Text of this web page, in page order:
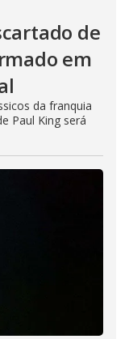
de
em
da franquia
Paul King será